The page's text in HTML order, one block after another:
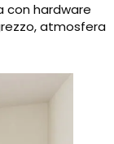
con hardware
atmosfera